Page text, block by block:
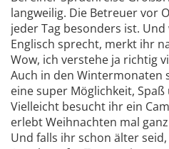
langweilig. Die Betreuer vor
jeder Tag besonders ist.
Englisch sprecht, merkt ihr
Wow, ich verstehe ja richtig
Auch in den Wintermonaten
eine super Möglichkeit,
Vielleicht besucht ihr ein
erlebt Weihnachten mal
Und falls ihr schon älter